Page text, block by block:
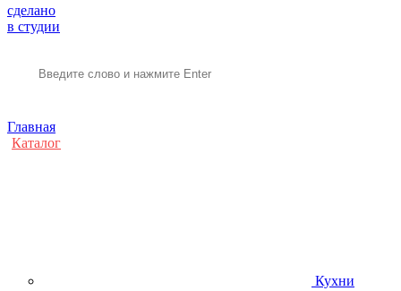
сделано
в студии
Главная
Каталог
Кухни